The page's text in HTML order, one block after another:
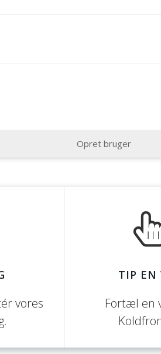
Opret bruger
vores
TIP EN
Fortæl en